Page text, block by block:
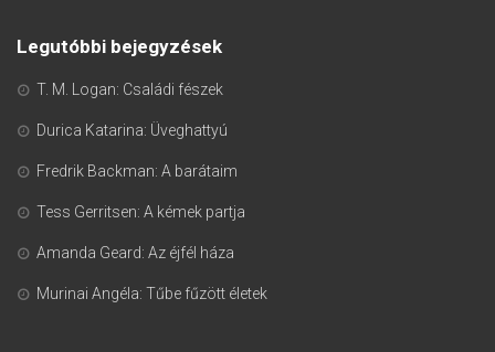
Legutóbbi bejegyzések
T. M. Logan: Családi fészek
Durica Katarina: Üveghattyú
Fredrik Backman: A barátaim
Tess Gerritsen: A kémek partja
Amanda Geard: Az éjfél háza
Murinai Angéla: Tűbe fűzött életek